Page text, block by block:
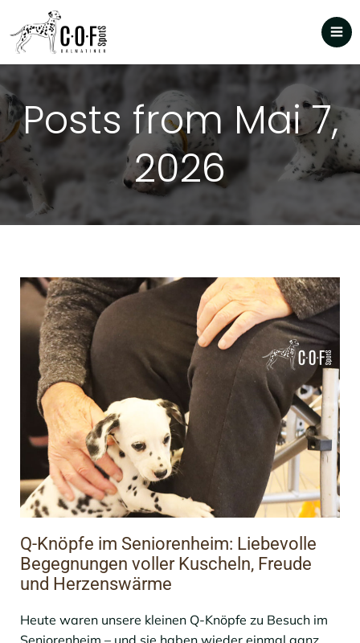
Posts from Mai 7,
2026
Q-Knöpfe im Seniorenheim: Liebevolle
Begegnungen voller Kuscheln, Freude
und Herzenswärme
Heute waren unsere kleinen Q-Knöpfe zu Besuch im
Seniorenheim – und sie haben wieder einmal ganz